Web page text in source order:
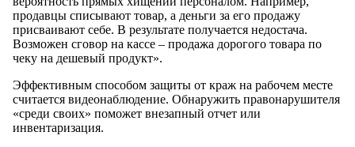
продавцы списывают товар, а деньги за его продажу
присваивают себе. В результате получается недостача.
Возможен сговор на кассе – продажа дорогого товара по
чеку на дешевый продукт».
Эффективным способом защиты от краж на рабочем месте
считается видеонаблюдение. Обнаружить правонарушителя
«среди своих» поможет внезапный отчет или
инвентаризация.